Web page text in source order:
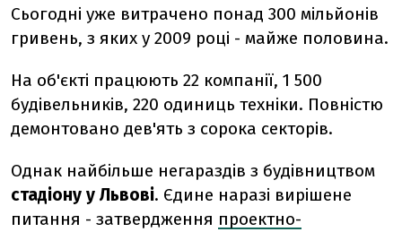
Сьогодні уже витрачено понад 300 мільйонів
гривень, з яких у 2009 році - майже половина.
На об'єкті працюють 22 компанії, 1 500
будівельників, 220 одиниць техніки. Повністю
демонтовано дев'ять з сорока секторів.
Однак найбільше негараздів з будівництвом
стадіону у Львові. Єдине наразі вирішене
питання - затвердження проектно-